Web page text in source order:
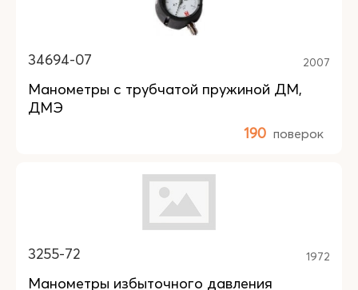
34694-07 2007
Манометры с трубчатой пружиной ДМ,
ДМЭ
190 поверок
3255-72 1972
Манометры избыточного давления